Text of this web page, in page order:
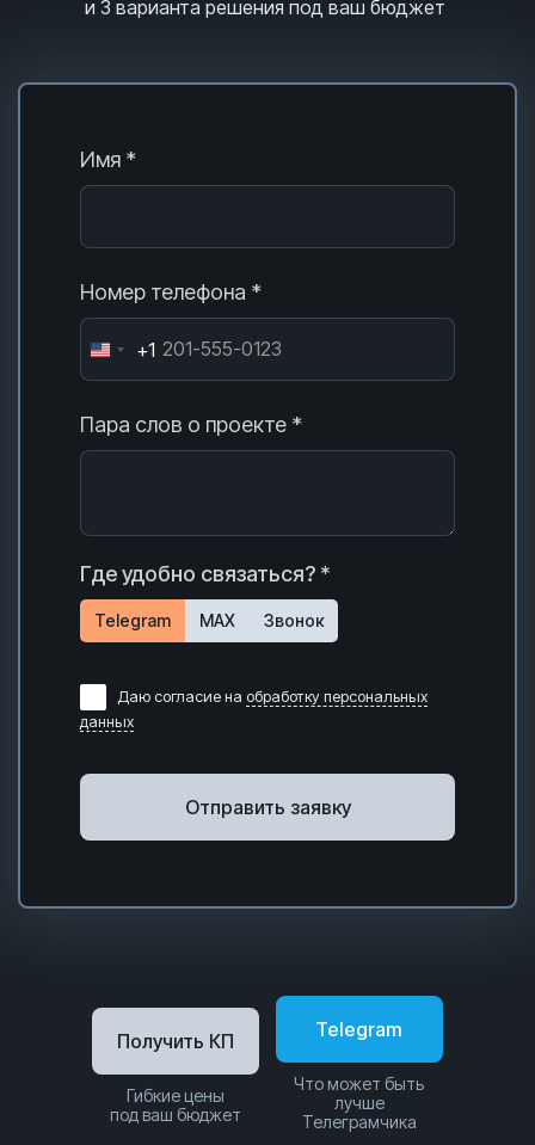
и 3 варианта решения под ваш бюджет
Имя *
Номер телефона *
+1
Пара слов о проекте *
Где удобно связаться? *
Telegram MAX Звонок
Даю согласие на обработку персональных
данных
Отправить заявку
Telegram
Что может быть
лучше
Телеграмчика
Получить КП
Гибкие цены
под ваш бюджет